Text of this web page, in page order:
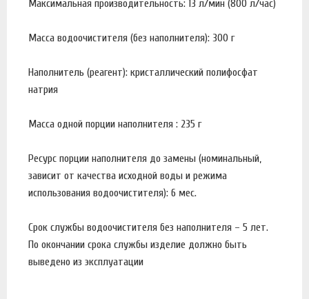
Максимальная производительность: 13 л/мин (800 л/час)
Масса водоочистителя (без наполнителя): 300 г
Наполнитель (реагент): кристаллический полифосфат
натрия
Масса одной порции наполнителя : 235 г
Ресурс порции наполнителя до замены (номинальный,
зависит от качества исходной воды и режима
использования водоочистителя): 6 мес.
Срок службы водоочистителя без наполнителя – 5 лет.
По окончании срока службы изделие должно быть
выведено из эксплуатации